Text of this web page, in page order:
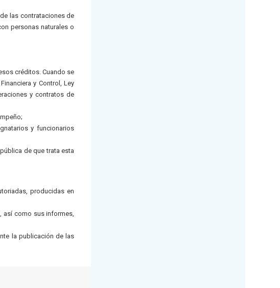
las contrataciones de
personas naturales o
créditos. Cuando se
y Control, Ley
y contratos de
y funcionarios
de que trata esta
producidas en
así como sus informes,
la publicación de las